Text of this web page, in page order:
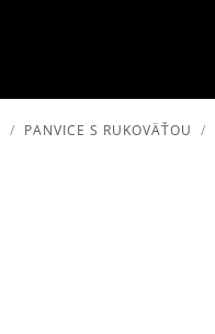
PANVICE S RUKOVÄŤOU